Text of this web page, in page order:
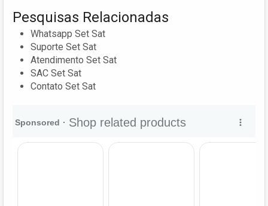
Pesquisas Relacionadas
Whatsapp Set Sat
Suporte Set Sat
Atendimento Set Sat
SAC Set Sat
Contato Set Sat